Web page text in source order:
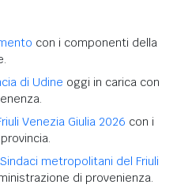
con i componenti della
di Udine oggi in carica con
Venezia Giulia 2026 con i
metropolitani del Friuli
di provenienza.